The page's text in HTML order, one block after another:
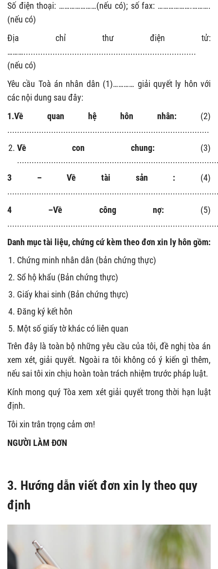
Số điện thoại: …………………(nếu có); số fax: ……………….……….
(nếu có)
Địa chỉ thư điện tử:
……….......................................................................
(nếu có)
Yêu cầu Toà án nhân dân (1)………… giải quyết ly hôn với
các nội dung sau đây:
1.Về quan hệ hôn nhân: (2)
...................................................................................
Về con chung: (3)
3 –
Về tài sản : (4)
4 –Về công nợ: (5)
Danh mục tài liệu, chứng cứ kèm theo đơn xin ly hôn gồm:
Chứng minh nhân dân (bản chứng thực)
Sổ hộ khẩu (Bản chứng thực)
Giấy khai sinh (Bản chứng thực)
Đăng ký kết hôn
Một số giấy tờ khác có liên quan
Trên đây là toàn bộ những yêu cầu của tôi, đề nghị tòa án
xem xét, giải quyết. Ngoài ra tôi không có ý kiến gì thêm,
nếu sai tôi xin chịu hoàn toàn trách nhiệm trước pháp luật.
Kính mong quý Tòa xem xét giải quyết trong thời hạn luật
định.
Tôi xin trân trọng cảm ơn!
NGƯỜI LÀM ĐƠN
3. Hướng dẫn viết đơn xin ly theo quy
định